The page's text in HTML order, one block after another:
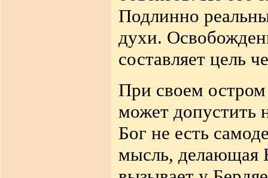
Подлинно
духи.
составляет цель
При своем
может допустить
Бог не есть
мысль, делающая